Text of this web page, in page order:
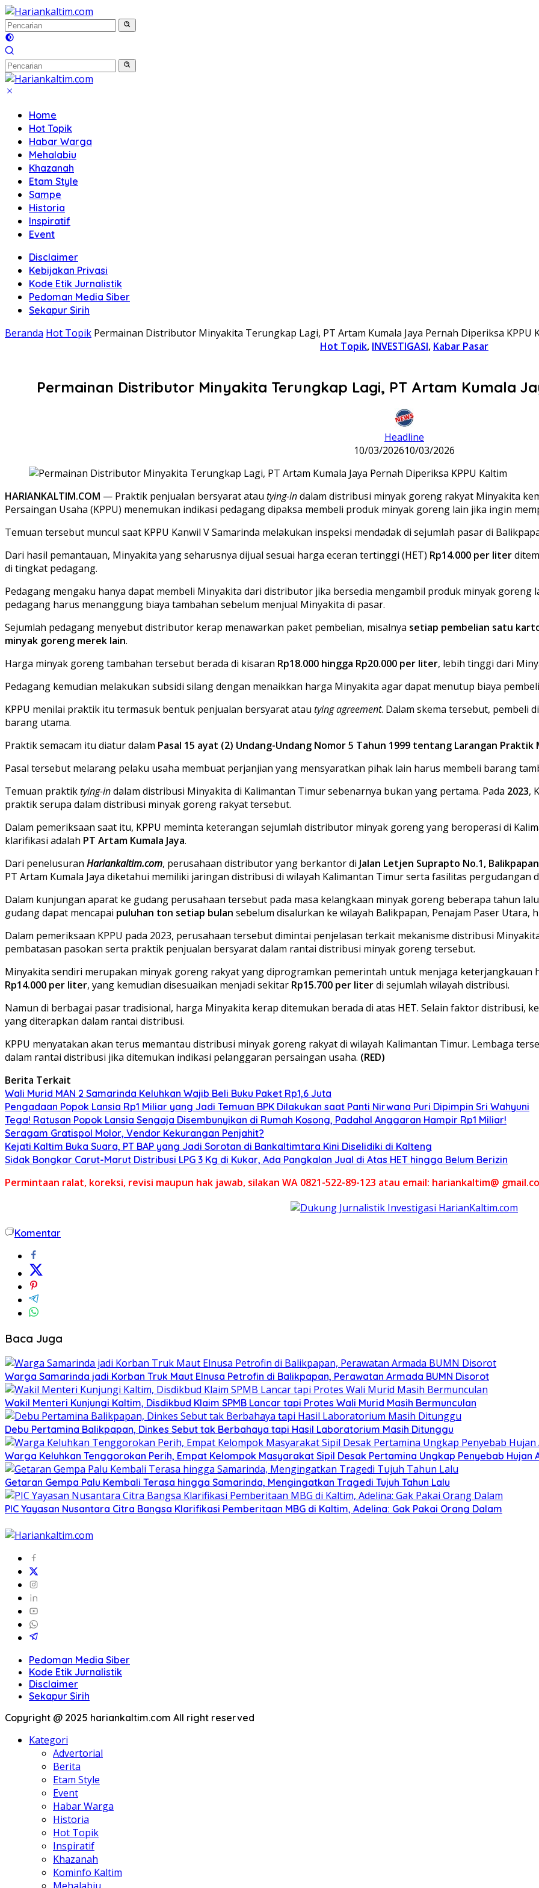
Langsung
ke
konten
Home
Hot Topik
Habar Warga
Mehalabiu
Khazanah
Etam Style
Sampe
Historia
Inspiratif
Event
Disclaimer
Kebijakan Privasi
Kode Etik Jurnalistik
Pedoman Media Siber
Sekapur Sirih
Beranda Hot Topik Permainan Distributor Minyakita Terungkap Lagi, PT Artam Kumala Jaya Pernah Diperiksa KPPU
Hot Topik, INVESTIGASI, Kabar Pasar
Permainan Distributor Minyakita Terungkap Lagi, PT Artam Kumala
Headline
10/03/202610/03/2026
HARIANKALTIM.COM — Praktik penjualan bersyarat atau tying-indalam distribusi minyak goreng rakyat Minyakita
Persaingan Usaha (KPPU) menemukan indikasi pedagang dipaksa membeli produk minyak goreng lain jika ingin
Temuan tersebut muncul saat KPPU Kanwil V Samarinda melakukan inspeksi mendadak di sejumlah pasar di
Dari hasil pemantauan, Minyakita yang seharusnya dijual sesuai harga eceran tertinggi (HET) Rp14.000 per liter
di tingkat pedagang.
Pedagang mengaku hanya dapat membeli Minyakita dari distributor jika bersedia mengambil produk minyak goreng
pedagang harus menanggung biaya tambahan sebelum menjual Minyakita di pasar.
Sejumlah pedagang menyebut distributor kerap menawarkan paket pembelian, misalnya setiap pembelian satu
minyak goreng merek lain.
Harga minyak goreng tambahan tersebut berada di kisaran Rp18.000 hingga Rp20.000 per liter, lebih tinggi dari
Pedagang kemudian melakukan subsidi silang dengan menaikkan harga Minyakita agar dapat menutup biaya
KPPU menilai praktik itu termasuk bentuk penjualan bersyarat atau tying agreement. Dalam skema tersebut, pembeli
barang utama.
Praktik semacam itu diatur dalam Pasal 15 ayat (2) Undang-Undang Nomor 5 Tahun 1999 tentang Larangan
Pasal tersebut melarang pelaku usaha membuat perjanjian yang mensyaratkan pihak lain harus membeli barang
Temuan praktiktying-indalam distribusi Minyakita di Kalimantan Timur sebenarnya bukan yang pertama. Pada 2023,
praktik serupa dalam distribusi minyak goreng rakyat tersebut.
Dalam pemeriksaan saat itu, KPPU meminta keterangan sejumlah distributor minyak goreng yang beroperasi di
klarifikasi adalah PT Artam Kumala Jaya.
Dari penelusuran Hariankaltim.com, perusahaan distributor yang berkantor di Jalan Letjen Suprapto No.1,
PT Artam Kumala Jaya diketahui memiliki jaringan distribusi di wilayah Kalimantan Timur serta fasilitas pergudangan
Dalam kunjungan aparat ke gudang perusahaan tersebut pada masa kelangkaan minyak goreng beberapa tahun
gudang dapat mencapai puluhan ton setiap bulan sebelum disalurkan ke wilayah Balikpapan, Penajam Paser
Dalam pemeriksaan KPPU pada 2023, perusahaan tersebut dimintai penjelasan terkait mekanisme distribusi
pembatasan pasokan serta praktik penjualan bersyarat dalam rantai distribusi minyak goreng tersebut.
Minyakita sendiri merupakan minyak goreng rakyat yang diprogramkan pemerintah untuk menjaga keterjangkauan
Rp14.000 per liter, yang kemudian disesuaikan menjadi sekitar Rp15.700 per literdi sejumlah wilayah distribusi.
Namun di berbagai pasar tradisional, harga Minyakita kerap ditemukan berada di atas HET. Selain faktor distribusi,
yang diterapkan dalam rantai distribusi.
KPPU menyatakan akan terus memantau distribusi minyak goreng rakyat di wilayah Kalimantan Timur. Lembaga
dalam rantai distribusi jika ditemukan indikasi pelanggaran persaingan usaha. (RED)
Berita Terkait
Wali Murid MAN 2 Samarinda Keluhkan Wajib Beli Buku Paket Rp1,6 Juta
Pengadaan Popok Lansia Rp1 Miliar yang Jadi Temuan BPK Dilakukan saat Panti Nirwana Puri Dipimpin Sri Wahyuni
Tega! Ratusan Popok Lansia Sengaja Disembunyikan di Rumah Kosong, Padahal Anggaran Hampir Rp1 Miliar!
Seragam Gratispol Molor, Vendor Kekurangan Penjahit?
Kejati Kaltim Buka Suara, PT BAP yang Jadi Sorotan di Bankaltimtara Kini Diselidiki di Kalteng
Sidak Bongkar Carut-Marut Distribusi LPG 3 Kg di Kukar, Ada Pangkalan Jual di Atas HET hingga Belum Berizin
Permintaan ralat, koreksi, revisi maupun hak jawab, silakan WA 0821-522-89-123 atau email: hariankaltim@
Komentar
Baca Juga
Warga Samarinda jadi Korban Truk Maut Elnusa Petrofin di Balikpapan, Perawatan Armada BUMN Disorot
Wakil Menteri Kunjungi Kaltim, Disdikbud Klaim SPMB Lancar tapi Protes Wali Murid Masih Bermunculan
Debu Pertamina Balikpapan, Dinkes Sebut tak Berbahaya tapi Hasil Laboratorium Masih Ditunggu
Warga Keluhkan Tenggorokan Perih, Empat Kelompok Masyarakat Sipil Desak Pertamina Ungkap Penyebab Hujan
Getaran Gempa Palu Kembali Terasa hingga Samarinda, Mengingatkan Tragedi Tujuh Tahun Lalu
PIC Yayasan Nusantara Citra Bangsa Klarifikasi Pemberitaan MBG di Kaltim, Adelina: Gak Pakai Orang Dalam
Pedoman Media Siber
Kode Etik Jurnalistik
Disclaimer
Sekapur Sirih
Copyright @ 2025 hariankaltim.com All right reserved
Kategori
Advertorial
Berita
Etam Style
Event
Habar Warga
Historia
Hot Topik
Inspiratif
Khazanah
Kominfo Kaltim